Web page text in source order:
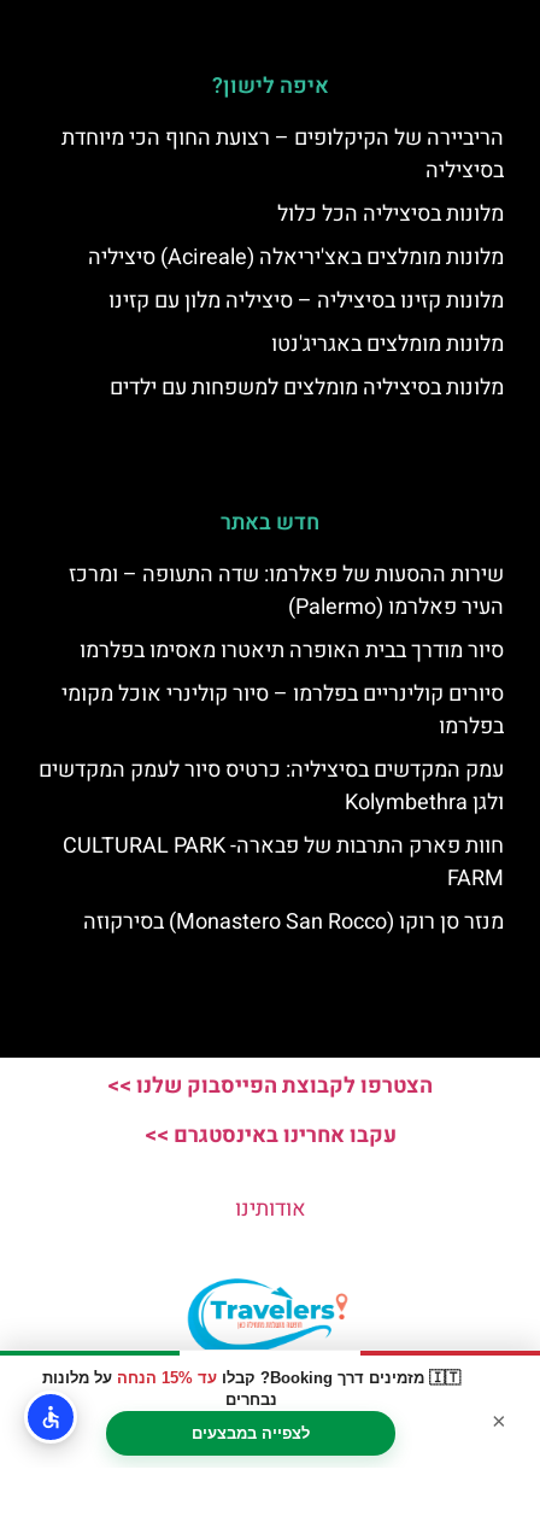
🇮🇹 מזמינים דרך Booking? קבלו עד 15% הנחה
על מלונות
נבחרים
לצפייה במבצעים
×
איפה לישון?
הריביירה של הקיקלופים – רצועת החוף הכי מיוחדת
בסיציליה
מלונות בסיציליה הכל כלול
מלונות מומלצים באצ'יריאלה (Acireale) סיציליה
מלונות קזינו בסיציליה – סיציליה מלון עם קזינו
מלונות מומלצים באגריג'נטו
מלונות בסיציליה מומלצים למשפחות עם ילדים
חדש באתר
שירות ההסעות של פאלרמו: שדה התעופה – ומרכז
העיר פאלרמו (Palermo)
סיור מודרך בבית האופרה תיאטרו מאסימו בפלרמו
סיורים קולינריים בפלרמו – סיור קולינרי אוכל מקומי
בפלרמו
עמק המקדשים בסיציליה: כרטיס סיור לעמק המקדשים
ולגן Kolymbethra
חוות פארק התרבות של פבארה- CULTURAL PARK
FARM
מנזר סן רוקו (Monastero San Rocco) בסירקוזה
הצטרפו לקבוצת הפייסבוק שלנו >>
עקבו אחרינו באינסטגרם >>
אודותינו
האתר הינו אתר המלצות מטיילים © כל הזכויות שמורות לסוכנות
TRAVELERS.CO.IL